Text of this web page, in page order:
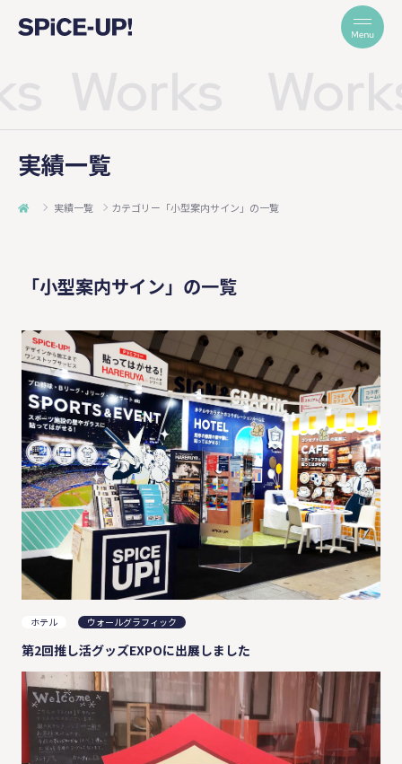
実績一覧
実績一覧 カテゴリー「小型案内サイン」の一覧
「小型案内サイン」の一覧
ホテル ウォールグラフィック
第2回推し活グッズEXPOに出展しました